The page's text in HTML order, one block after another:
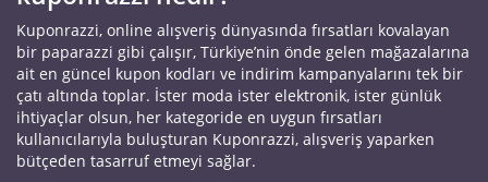
Kuponrazzi, online alışveriş dünyasında fırsatları kovalayan
bir paparazzi gibi çalışır, Türkiye’nin önde gelen mağazalarına
ait en güncel kupon kodları ve indirim kampanyalarını tek bir
çatı altında toplar. İster moda ister elektronik, ister günlük
ihtiyaçlar olsun, her kategoride en uygun fırsatları
kullanıcılarıyla buluşturan Kuponrazzi, alışveriş yaparken
bütçeden tasarruf etmeyi sağlar.